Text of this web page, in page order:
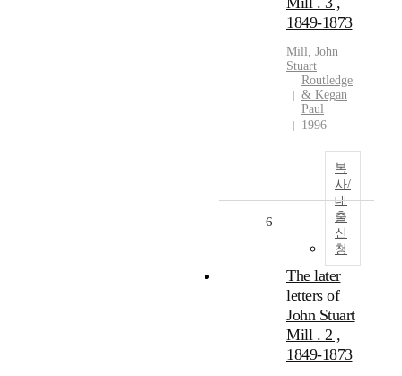
1849-1873
Mill, John
Stuart
Routledge
& Kegan
Paul
1996
복
사/
대
출
신
청
6
The later
letters of
John Stuart
Mill . 2 ,
1849-1873